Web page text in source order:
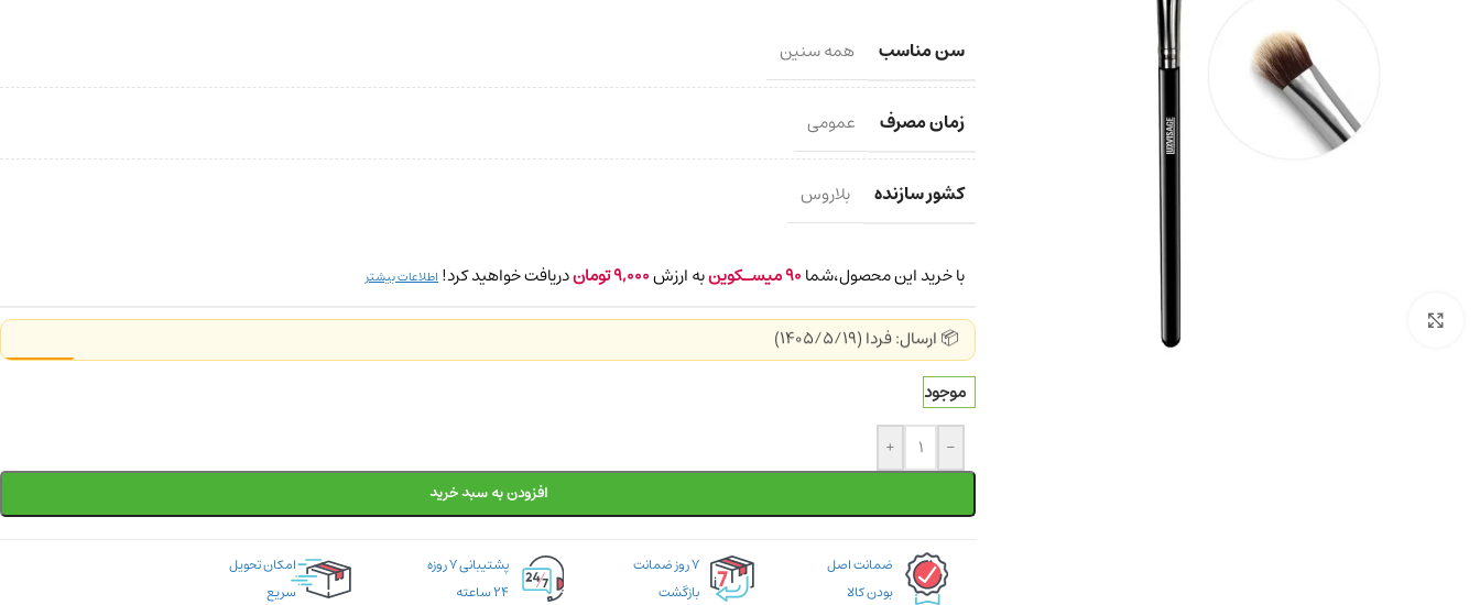
سن مناسب همه سنین
زمان مصرف عمومی
کشور سازنده بلاروس
با خرید این محصول،شما90میسـکوینبه ارزش9,000توماندریافت خواهید کرد! اطلاعات بیشتر
📦 ارسال: فردا (1405/5/19)
موجود
-
+
افزودن به سبد خرید
ضمانت اصل
بودن کالا
۷ روز ضمانت
بازگشت
پشتیبانی ۷ روزه
۲۴ ساعته
امکان تحویل
سریع